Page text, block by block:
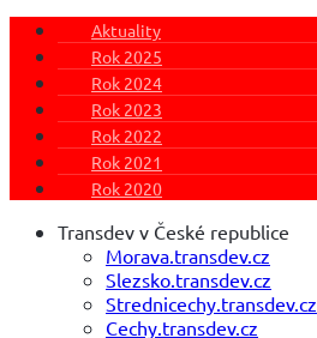
Aktuality
Rok 2025
Rok 2024
Rok 2023
Rok 2022
Rok 2021
Rok 2020
Transdev v České republice
Morava.transdev.cz
Slezsko.transdev.cz
Strednicechy.transdev.cz
Cechy.transdev.cz